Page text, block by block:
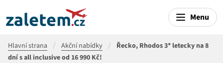
Menu
Hlavní strana Akční nabídky
Řecko, Rhodos 3* letecky na 8
dní s all inclusive od 16 990 Kč!